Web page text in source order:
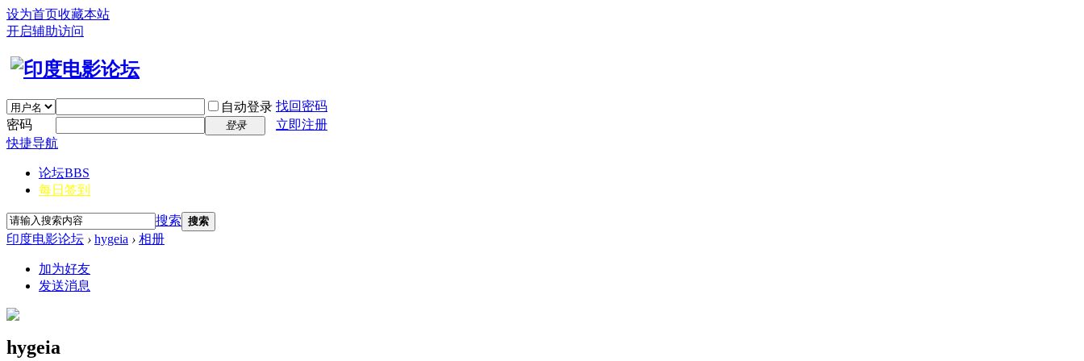
设为首页收藏本站
开启辅助访问
自动登录 找回密码
密码
登录
立即注册
快捷导航
论坛BBS
每日签到
搜索 搜索
印度电影论坛 › hygeia › 相册
加为好友
发送消息
hygeia